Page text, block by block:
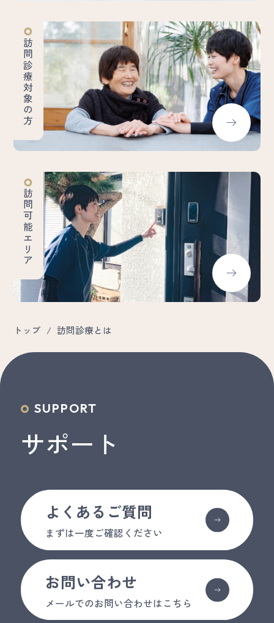
訪問診療対象の方
訪問可能エリア
トップ / 訪問診療とは
SUPPORT
サポート
よくあるご質問
まずは一度ご確認ください
お問い合わせ
メールでのお問い合わせはこちら